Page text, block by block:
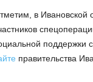
в Ивановской
поддержки
правительства